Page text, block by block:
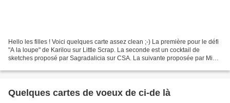
Hello les filles ! Voici quelques carte assez clean ;-) La première pour le défi
"A la loupe" de Karilou sur Little Scrap. La seconde est un cocktail de
sketches proposé par Sagradalicia sur CSA. La suivante proposée par Mimi
Quelques cartes de voeux de ci-de là